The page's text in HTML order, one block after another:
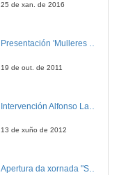
25 de xan. de 2016
Presentación 'Mulleres no software libre'
19 de out. de 2011
13 de xuño de 2012
Apertura da xornada "Smart-Energy, Smart-City"